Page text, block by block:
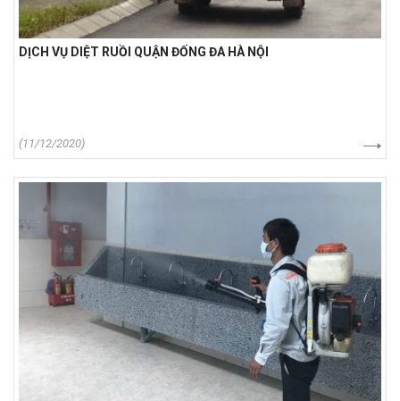
DỊCH VỤ DIỆT RUỒI QUẬN ĐỐNG ĐA HÀ NỘI
(11/12/2020)